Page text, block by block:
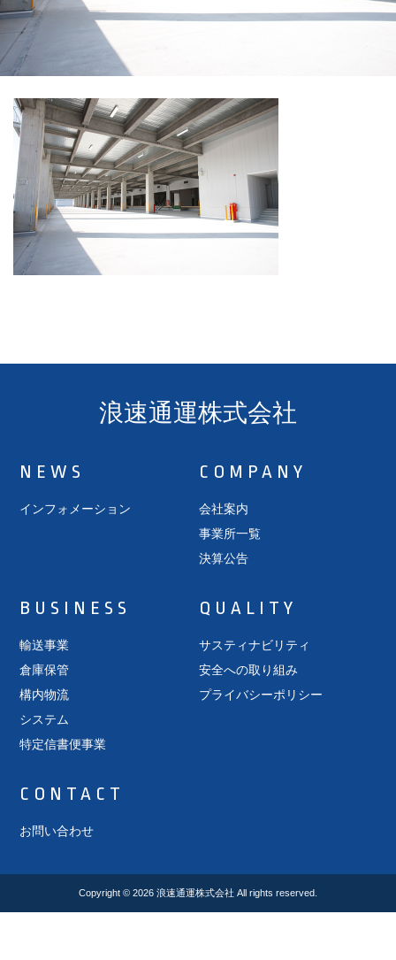
浪速通運株式会社
NEWS
インフォメーション
COMPANY
会社案内
事業所一覧
決算公告
BUSINESS
輸送事業
倉庫保管
構内物流
システム
特定信書便事業
QUALITY
サスティナビリティ
安全への取り組み
プライバシーポリシー
CONTACT
お問い合わせ
Copyright © 2026 浪速通運株式会社 All rights reserved.